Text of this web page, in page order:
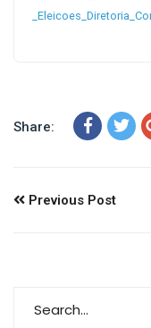
Share:
Previous Post